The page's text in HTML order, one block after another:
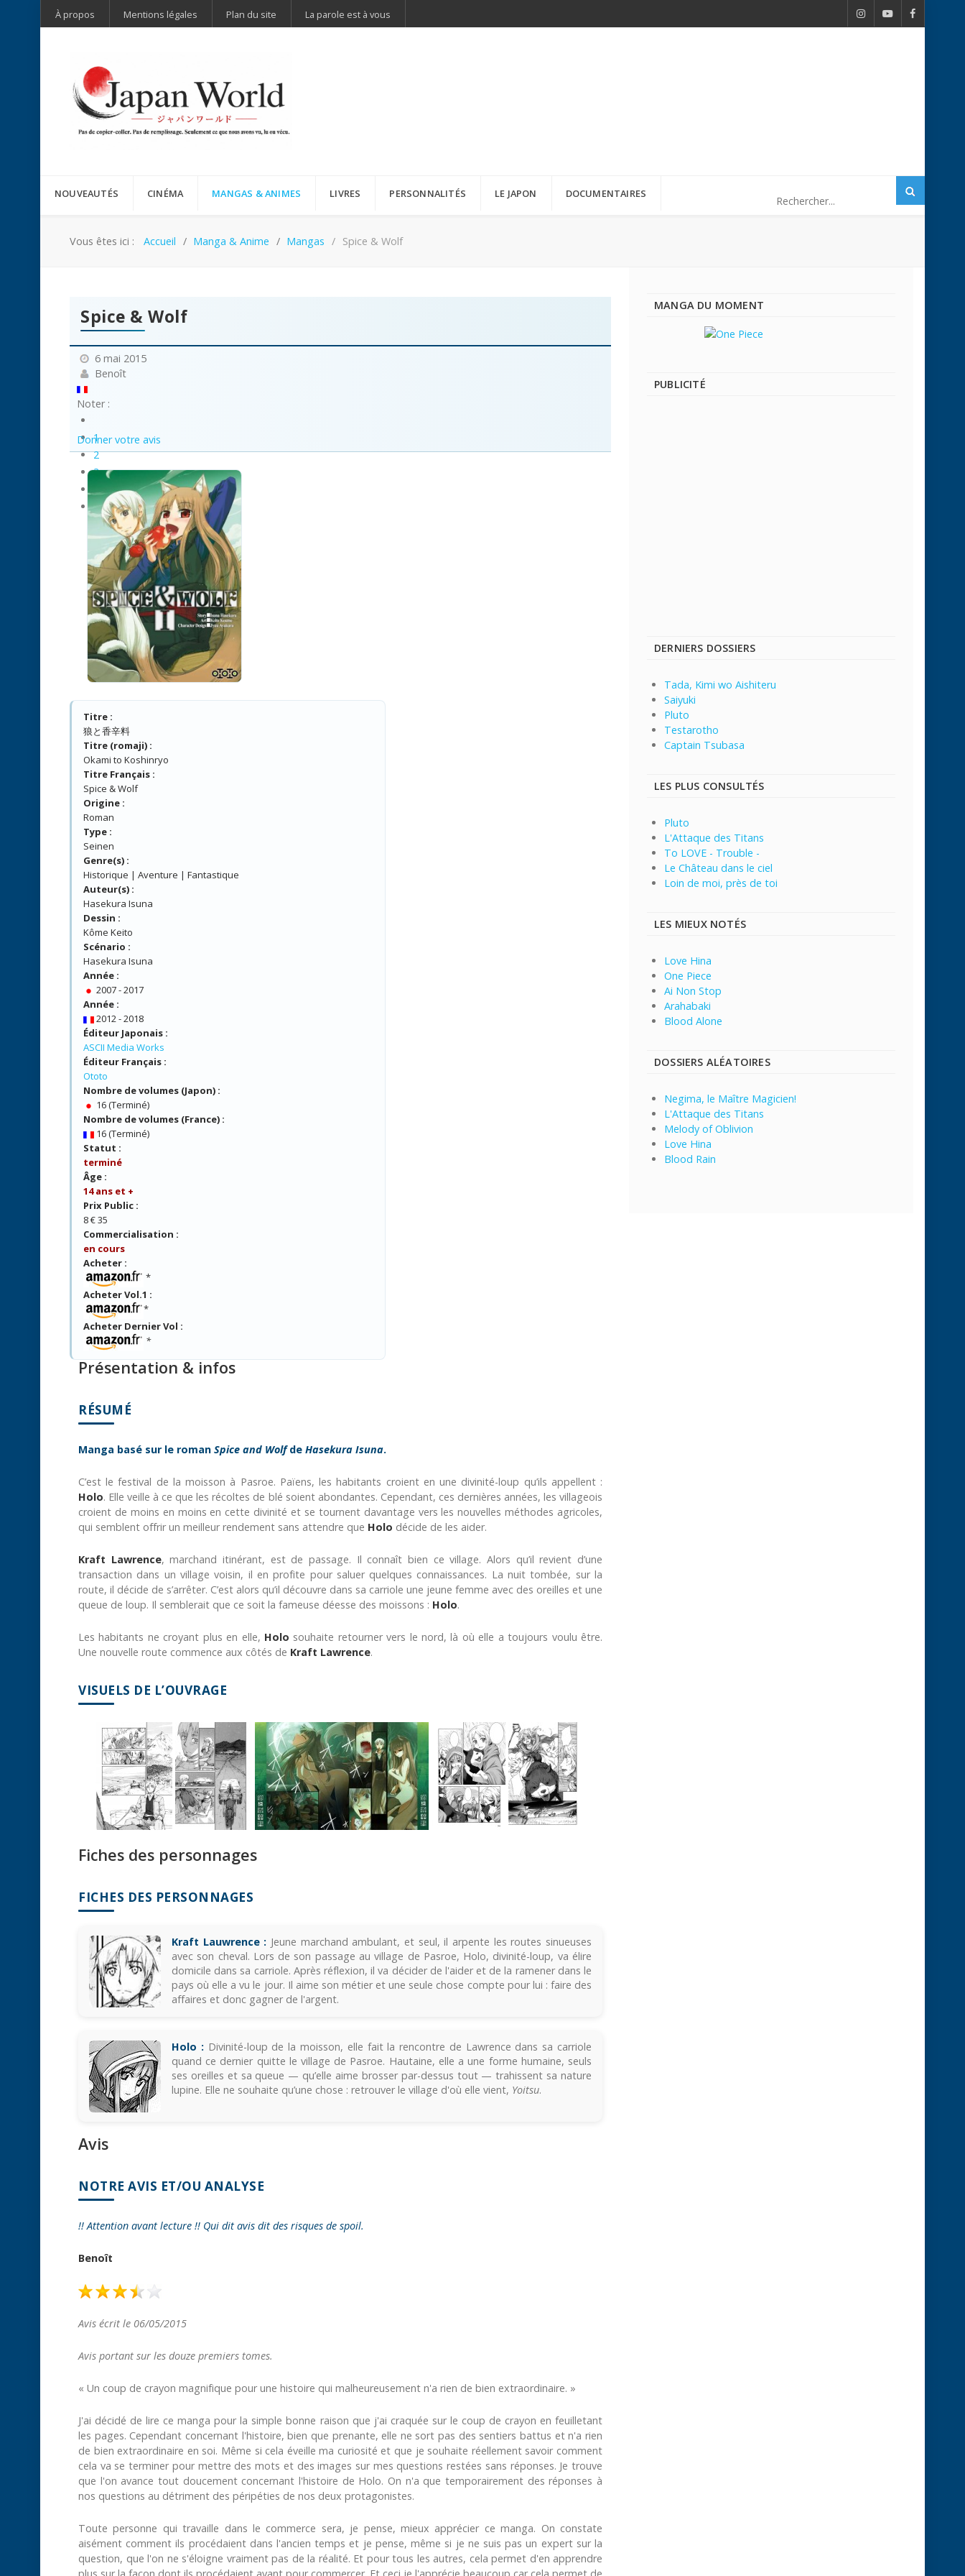
À propos Mentions légales Plan du site La parole est à vous
NOUVEAUTÉS CINÉMA MANGAS & ANIMES LIVRES PERSONNALITÉS LE JAPON DOCUMENTAIRES
Vous êtes ici : Accueil Manga & Anime Mangas Spice & Wolf
Spice & Wolf
6 mai 2015
Benoît
Noter :
1
2
3
4
5
Donner votre avis
Titre :
狼と香辛料
Titre (romaji) :
Okami to Koshinryo
Titre Français :
Spice & Wolf
Origine :
Roman
Type :
Seinen
Genre(s) :
Historique | Aventure | Fantastique
Auteur(s) :
Hasekura Isuna
Dessin :
Kôme Keito
Scénario :
Hasekura Isuna
Année :
2007 - 2017
Année :
2012 - 2018
Éditeur Japonais :
ASCII Media Works
Éditeur Français :
Ototo
Nombre de volumes (Japon) :
16 (Terminé)
Nombre de volumes (France) :
16 (Terminé)
Statut :
terminé
Âge :
14 ans et +
Prix Public :
8 € 35
Commercialisation :
en cours
Acheter :
*
Acheter Vol.1 :
*
Acheter Dernier Vol :
*
Présentation & infos
RÉSUMÉ
Manga basé sur le roman Spice and Wolfde Hasekura Isuna.
C’est le festival de la moisson à Pasroe. Païens, les habitants croient en une divinité-loup qu’ils appellent :
Holo. Elle veille à ce que les récoltes de blé soient abondantes. Cependant, ces dernières années, les villageois
croient de moins en moins en cette divinité et se tournent davantage vers les nouvelles méthodes agricoles,
qui semblent offrir un meilleur rendement sans attendre que Holo décide de les aider.
Kraft Lawrence, marchand itinérant, est de passage. Il connaît bien ce village. Alors qu’il revient d’une
transaction dans un village voisin, il en profite pour saluer quelques connaissances. La nuit tombée, sur la
route, il décide de s’arrêter. C’est alors qu’il découvre dans sa carriole une jeune femme avec des oreilles et une
queue de loup. Il semblerait que ce soit la fameuse déesse des moissons : Holo.
Les habitants ne croyant plus en elle, Holo souhaite retourner vers le nord, là où elle a toujours voulu être.
Une nouvelle route commence aux côtés de Kraft Lawrence.
VISUELS DE L’OUVRAGE
Fiches des personnages
FICHES DES PERSONNAGES
Kraft Lauwrence : Jeune marchand ambulant, et seul, il arpente les routes sinueuses
avec son cheval. Lors de son passage au village de Pasroe, Holo, divinité-loup, va élire
domicile dans sa carriole. Après réflexion, il va décider de l'aider et de la ramener dans le
pays où elle a vu le jour. Il aime son métier et une seule chose compte pour lui : faire des
affaires et donc gagner de l'argent.
Holo :Divinité-loup de la moisson, elle fait la rencontre de Lawrence dans sa carriole
quand ce dernier quitte le village de Pasroe. Hautaine, elle a une forme humaine, seuls
ses oreilles et sa queue — qu’elle aime brosser par-dessus tout — trahissent sa nature
lupine. Elle ne souhaite qu’une chose : retrouver le village d'où elle vient, Yoitsu.
Avis
NOTRE AVIS ET/OU ANALYSE
!! Attention avant lecture !! Qui dit avis dit des risques de spoil.
Benoît
Avis écrit le 06/05/2015
Avis portant sur les douze premiers tomes.
« Un coup de crayon magnifique pour une histoire qui malheureusement n'a rien de bien extraordinaire. »
J'ai décidé de lire ce manga pour la simple bonne raison que j'ai craquée sur le coup de crayon en feuilletant
les pages. Cependant concernant l'histoire, bien que prenante, elle ne sort pas des sentiers battus et n'a rien
de bien extraordinaire en soi. Même si cela éveille ma curiosité et que je souhaite réellement savoir comment
cela va se terminer pour mettre des mots et des images sur mes questions restées sans réponses. Je trouve
que l'on avance tout doucement concernant l'histoire de Holo. On n'a que temporairement des réponses à
nos questions au détriment des péripéties de nos deux protagonistes.
Toute personne qui travaille dans le commerce sera, je pense, mieux apprécier ce manga. On constate
aisément comment ils procédaient dans l'ancien temps et je pense, même si je ne suis pas un expert sur la
question, que l'on ne s'éloigne vraiment pas de la réalité. Et pour tous les autres, cela permet d'en apprendre
MANGA DU MOMENT
PUBLICITÉ
DERNIERS DOSSIERS
Tada, Kimi wo Aishiteru
Saiyuki
Pluto
Testarotho
Captain Tsubasa
LES PLUS CONSULTÉS
Pluto
L'Attaque des Titans
To LOVE - Trouble -
Le Château dans le ciel
Loin de moi, près de toi
LES MIEUX NOTÉS
Love Hina
One Piece
Ai Non Stop
Arahabaki
Blood Alone
DOSSIERS ALÉATOIRES
Negima, le Maître Magicien!
L'Attaque des Titans
Melody of Oblivion
Love Hina
Blood Rain